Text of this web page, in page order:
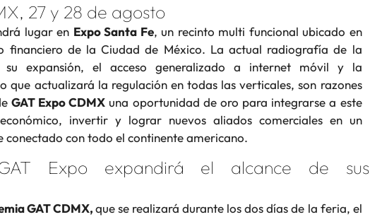
27 y 28 de agosto
lugar en Expo Santa Fe, un recinto multi funcional ubicado en
financiero de la Ciudad de México. La actual radiografía de la
su expansión, el acceso generalizado a internet móvil y la
que actualizará la regulación en todas las verticales, son razones
GAT Expo CDMX una oportunidad de oro para integrarse a este
invertir y lograr nuevos aliados comerciales en un
conectado con todo el continente americano.
Expo expandirá el alcance de sus
GAT CDMX,que se realizará durante los dos días de la feria, el